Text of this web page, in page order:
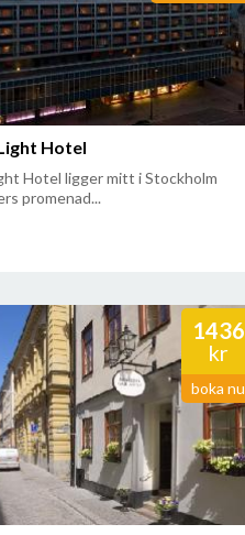
Hotel
Hotel ligger mitt i Stockholm
promenad...
1436
kr
boka nu